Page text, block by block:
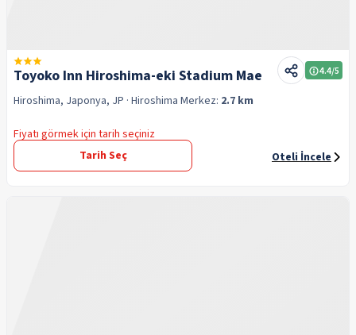
Toyoko Inn Hiroshima-eki Stadium Mae 4.4/5
Hiroshima, Japonya, JP · Hiroshima Merkez: 2.7 km
Fiyatı görmek için tarih seçiniz
Tarih Seç
Oteli İncele